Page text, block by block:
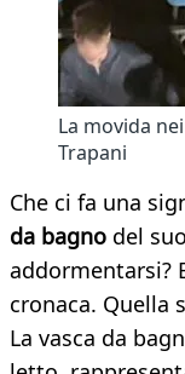
La movida
Trapani
Che ci fa una
da bagno del
addormentarsi?
cronaca. Quella
La vasca da